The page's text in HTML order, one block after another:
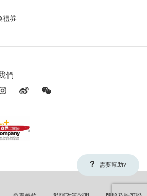
需要幫助?
禮券
們